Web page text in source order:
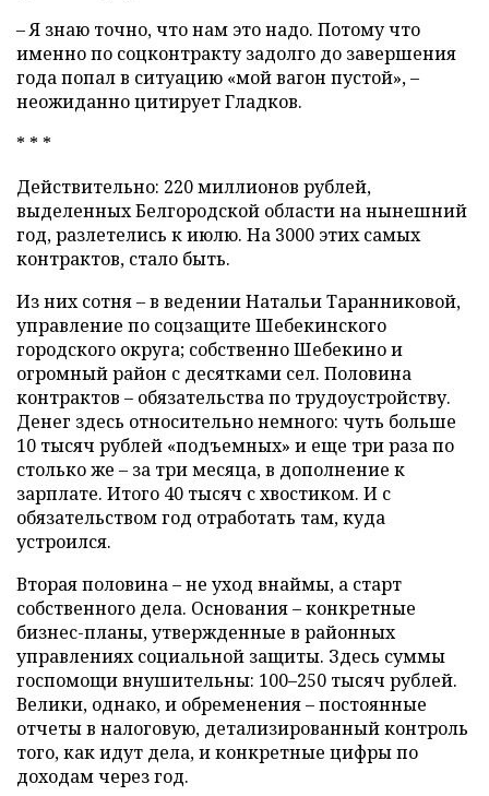
– Я знаю точно, что нам это надо. Потому что
именно по соцконтракту задолго до завершения
года попал в ситуацию «мой вагон пустой», –
неожиданно цитирует Гладков.
* * *
Действительно: 220 миллионов рублей,
выделенных Белгородской области на нынешний
год, разлетелись к июлю. На 3000 этих самых
контрактов, стало быть.
Из них сотня – в ведении Натальи Таранниковой,
управление по соцзащите Шебекинского
городского округа; собственно Шебекино и
огромный район с десятками сел. Половина
контрактов – обязательства по трудоустройству.
Денег здесь относительно немного: чуть больше
10 тысяч рублей «подъемных» и еще три раза по
столько же – за три месяца, в дополнение к
зарплате. Итого 40 тысяч с хвостиком. И с
обязательством год отработать там, куда
устроился.
Вторая половина – не уход внаймы, а старт
собственного дела. Основания – конкретные
бизнес-планы, утвержденные в районных
управлениях социальной защиты. Здесь суммы
госпомощи внушительны: 100–250 тысяч рублей.
Велики, однако, и обременения – постоянные
отчеты в налоговую, детализированный контроль
того, как идут дела, и конкретные цифры по
доходам через год.